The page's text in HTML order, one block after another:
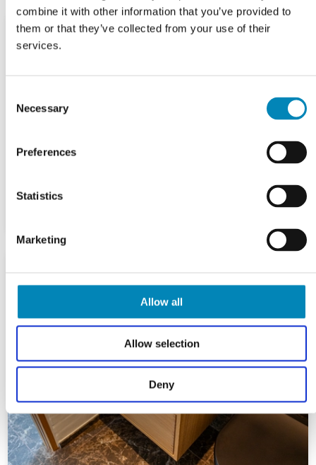
combine it with other information that you’ve provided to
them or that they’ve collected from your use of their
services.
Selection
Necessary
Preferences
Statistics
Marketing
Allow all
Allow selection
Deny